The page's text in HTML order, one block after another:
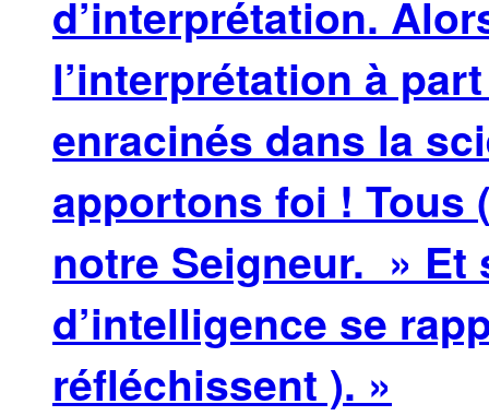
d’interprétation.
l’interprétation à
enracinés dans la
apportons foi ! Tous
notre Seigneur. » Et
d’intelligence se
réfléchissent ). »